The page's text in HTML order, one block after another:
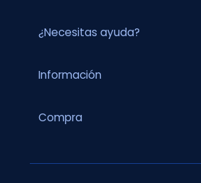
¿Necesitas ayuda?
Información
Compra